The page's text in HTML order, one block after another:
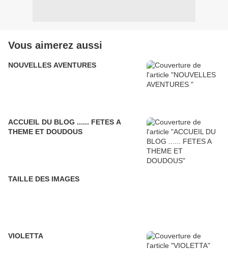
Vous aimerez aussi
NOUVELLES AVENTURES
ACCUEIL DU BLOG ...... FETES A
THEME ET DOUDOUS
TAILLE DES IMAGES
VIOLETTA